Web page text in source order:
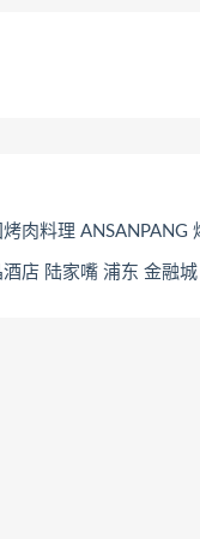
肉料理 ANSANPANG
店 陆家嘴 浦东 金融城